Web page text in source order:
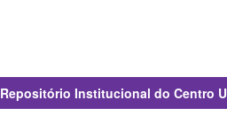
Repositório Institucional do Centro